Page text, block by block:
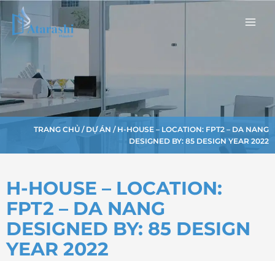
tới
nội
TRANG CHỦ / DỰ ÁN / H-HOUSE – LOCATION: FPT2 – DA NANG
DESIGNED BY: 85 DESIGN YEAR 2022
H-HOUSE – LOCATION:
FPT2 – DA NANG
DESIGNED BY: 85 DESIGN
YEAR 2022